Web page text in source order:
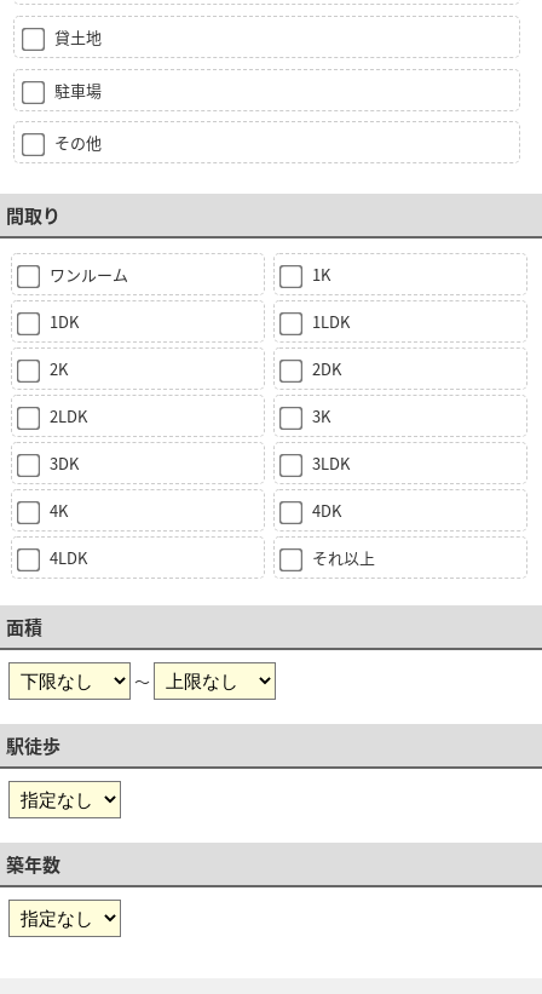
貸土地
駐車場
その他
間取り
ワンルーム 1K
1DK 1LDK
2K 2DK
2LDK 3K
3DK 3LDK
4K 4DK
4LDK それ以上
面積
～
駅徒歩
築年数